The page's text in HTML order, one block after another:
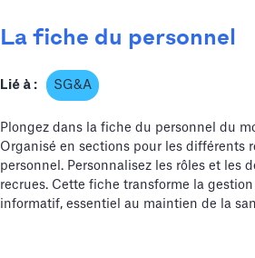
La fiche du personnel
Lié à : SG&A
Plongez dans la fiche du personnel du
Organisé en sections pour les différents
personnel. Personnalisez les rôles et les
recrues. Cette fiche transforme la
informatif, essentiel au maintien de la